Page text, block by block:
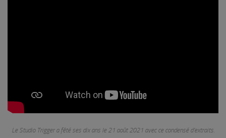
Le Studio Trigger a fêté ses dix ans le 21 août 2021 avec ce condensé d’extraits.